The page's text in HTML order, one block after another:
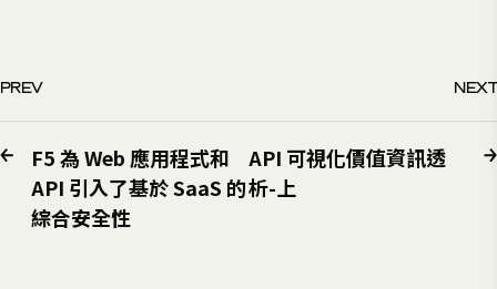
PREV
F5 為 Web 應用程式和
API 引入了基於 SaaS 的
綜合安全性
NEXT
API 可視化價值資訊透
析-上